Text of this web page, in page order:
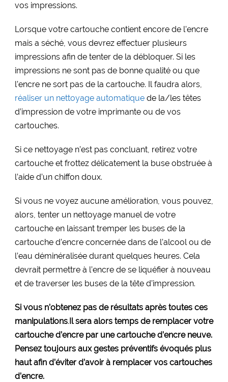
vos impressions.
Lorsque votre cartouche contient encore de l’encre
mais a séché, vous devrez effectuer plusieurs
impressions afin de tenter de la débloquer. Si les
impressions ne sont pas de bonne qualité ou que
l’encre ne sort pas de la cartouche. Il faudra alors,
réaliser un nettoyage automatique de la/les têtes
d’impression de votre imprimante ou de vos
cartouches.
Si ce nettoyage n’est pas concluant, retirez votre
cartouche et frottez délicatement la buse obstruée à
l’aide d’un chiffon doux.
Si vous ne voyez aucune amélioration, vous pouvez,
alors, tenter un nettoyage manuel de votre
cartouche en laissant tremper les buses de la
cartouche d’encre concernée dans de l’alcool ou de
l’eau déminéralisée durant quelques heures. Cela
devrait permettre à l’encre de se liquéfier à nouveau
et de traverser les buses de la tête d’impression.
Si vous n’obtenez pas de résultats après toutes ces
manipulations. Il sera alors temps de remplacer votre
cartouche d’encre par une cartouche d’encre neuve.
Pensez toujours aux gestes préventifs évoqués plus
haut afin d’éviter d’avoir à remplacer vos cartouches
d’encre.